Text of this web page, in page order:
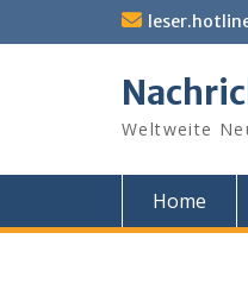
Weltweite
Home